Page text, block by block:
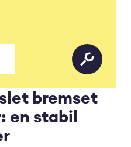
bremset
en stabil